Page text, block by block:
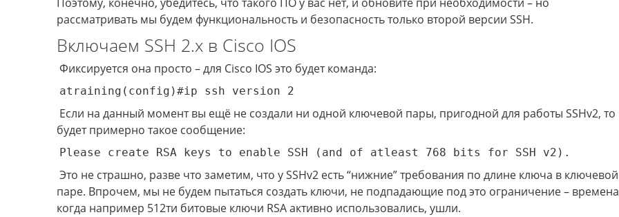
рассматривать мы будем функциональность и безопасность только второй версии SSH.
Включаем SSH 2.х в Cisco IOS
Фиксируется она просто – для Cisco IOS это будет команда:
atraining(config)#ip ssh version 2
Если на данный момент вы ещё не создали ни одной ключевой пары, пригодной для работы SSHv2, то
будет примерно такое сообщение:
Please create RSA keys to enable SSH (and of atleast 768 bits for SSH v2).
Это не страшно, разве что заметим, что у SSHv2 есть “нижние” требования по длине ключа в ключевой
паре. Впрочем, мы не будем пытаться создать ключи, не подпадающие под это ограничение –
когда например 512ти битовые ключи RSA активно использовались, ушли.